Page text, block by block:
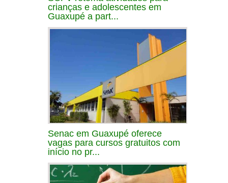
crianças e adolescentes em
Guaxupé a part...
Senac em Guaxupé oferece
vagas para cursos gratuitos com
início no pr...